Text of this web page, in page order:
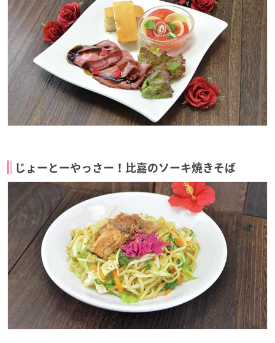
じょーとーやっさー！比嘉のソーキ焼きそば